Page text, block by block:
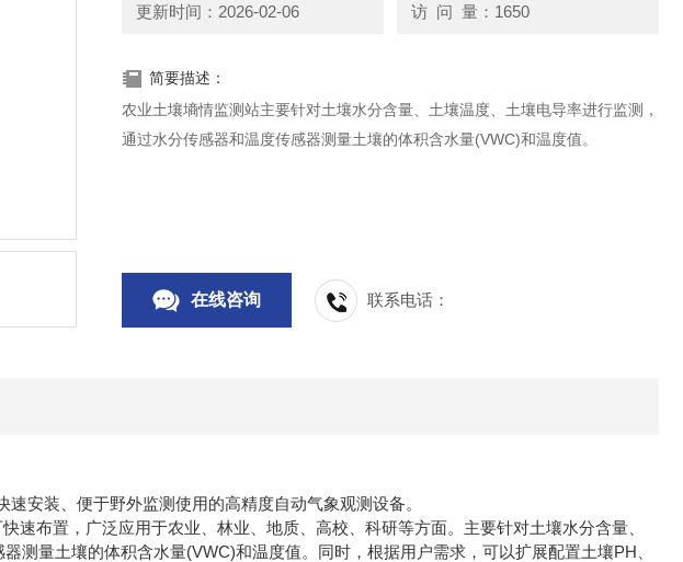
更新时间：2026-02-06 访 问 量：1650
简要描述：
农业土壤墒情监测站主要针对土壤水分含量、土壤温度、土壤电导率进行监测，
通过水分传感器和温度传感器测量土壤的体积含水量(VWC)和温度值。
在线咨询 联系电话：
装、便于野外监测使用的高精度自动气象观测设备。
布置，广泛应用于农业、林业、地质、高校、科研等方面。主要针对土壤水分含量、
测量土壤的体积含水量(VWC)和温度值。同时，根据用户需求，可以扩展配置土壤PH、